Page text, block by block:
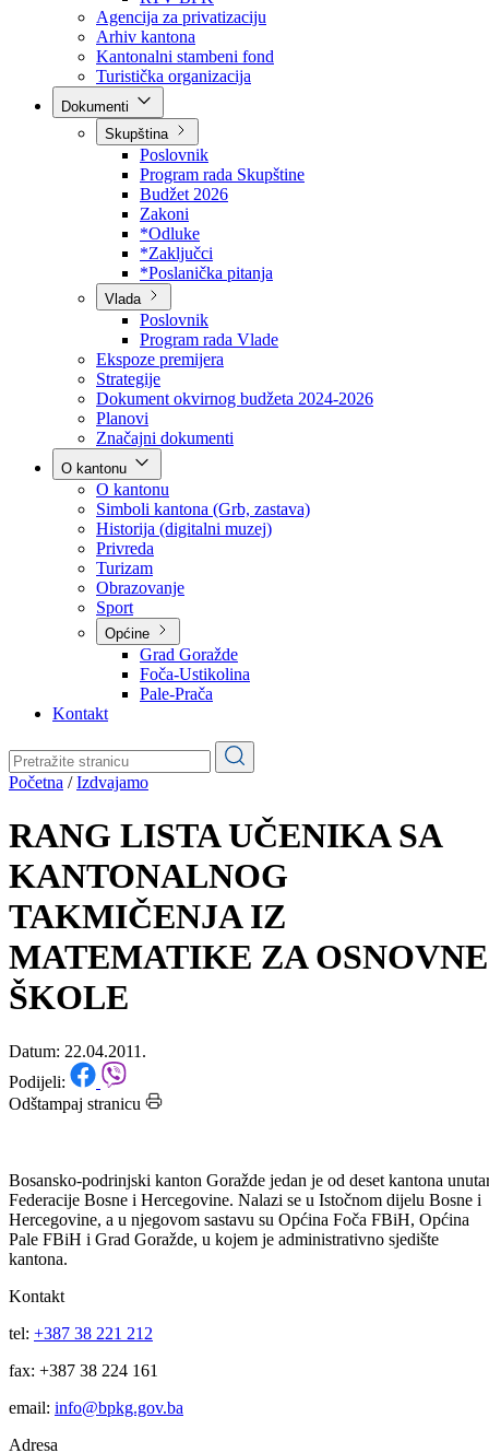
Javna preduzeća
BPK šume
RTV BPK
Agencija za privatizaciju
Arhiv kantona
Kantonalni stambeni fond
Turistička organizacija
Skupština
Poslovnik
Program rada Skupštine
Budžet 2026
Zakoni
*Odluke
*Zaključci
*Poslanička pitanja
Vlada
Poslovnik
Program rada Vlade
Ekspoze premijera
Strategije
Dokument okvirnog budžeta 2024-2026
Planovi
Značajni dokumenti
O kantonu
O kantonu
Simboli kantona (Grb, zastava)
Historija (digitalni muzej)
Privreda
Turizam
Obrazovanje
Općine
Pale-Prača
Kontakt
Početna/Izdvajamo
RANG LISTA UČENIKA SA
KANTONALNOG
TAKMIČENJA IZ
MATEMATIKE ZA OSNOVNE
ŠKOLE
Datum: 22.04.2011.